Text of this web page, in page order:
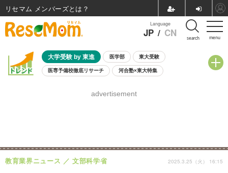
menu
Language
JP / CN search
大学受験 by 東進 医学部 東大受験
医専予備校徹底リサーチ 河合塾×東大特集
8月開催学校説明会・相談会
advertisement
教育業界ニュース 文部科学省 2025.3.25（火） 16:15
リセマム メンバーズ